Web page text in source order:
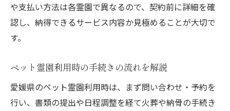
や支払い方法は各霊園で異なるので、契約前に詳細を確
認し、納得できるサービス内容か見極めることが大切で
す。
ペット霊園利用時の手続きの流れを解説
愛媛県のペット霊園利用時は、まず問い合わせ・予約を
行い、書類の提出や日程調整を経て火葬や納骨の手続き